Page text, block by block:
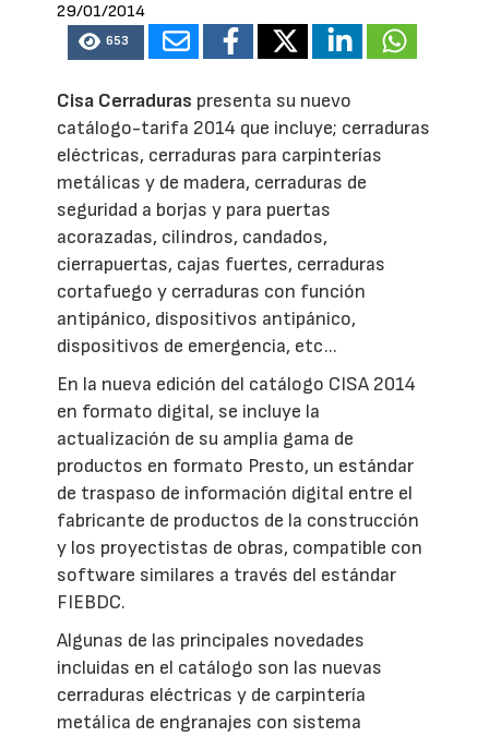
29/01/2014
653
Cisa Cerraduras presenta su nuevo
catálogo-tarifa 2014 que incluye; cerraduras
eléctricas, cerraduras para carpinterías
metálicas y de madera, cerraduras de
seguridad a borjas y para puertas
acorazadas, cilindros, candados,
cierrapuertas, cajas fuertes, cerraduras
cortafuego y cerraduras con función
antipánico, dispositivos antipánico,
dispositivos de emergencia, etc...
En la nueva edición del catálogo CISA 2014
en formato digital, se incluye la
actualización de su amplia gama de
productos en formato Presto, un estándar
de traspaso de información digital entre el
fabricante de productos de la construcción
y los proyectistas de obras, compatible con
software similares a través del estándar
FIEBDC.
Algunas de las principales novedades
incluidas en el catálogo son las nuevas
cerraduras eléctricas y de carpintería
metálica de engranajes con sistema